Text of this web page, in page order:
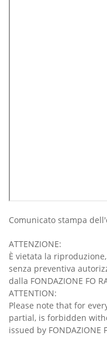
Comunicato stampa
ATTENZIONE:
È vietata la
senza preventiva
dalla FONDAZIONE FO
ATTENTION:
Please note that for
partial, is forbidden
issued by FONDAZIONE